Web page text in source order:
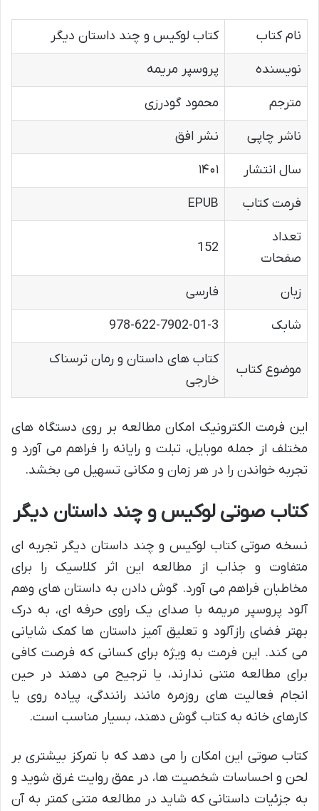
نام کتاب کتاب لوکیس و چند داستان دیگر
نویسنده پروسپر مریمه
مترجم محمود گودرزی
ناشر چاپی نشر افق
سال انتشار ۱۴۰۱
فرمت کتاب EPUB
تعداد
صفحات
152
زبان فارسی
شابک 978-622-7902-01-3
موضوع کتاب
کتاب های داستان و رمان ترسناک
خارجی
این فرمت الکترونیک امکان مطالعه بر روی دستگاه های
مختلف از جمله موبایل، تبلت و رایانه را فراهم می آورد و
تجربه خواندن را در هر زمان و مکانی تسهیل می بخشد.
کتاب صوتی لوکیس و چند داستان دیگر
نسخه صوتی کتاب لوکیس و چند داستان دیگر تجربه ای
متفاوت و جذاب از مطالعه این اثر کلاسیک را برای
مخاطبان فراهم می آورد. گوش دادن به داستان های وهم
آلود پروسپر مریمه با صدای یک راوی حرفه ای، به درک
بهتر فضای رازآلود و تعلیق آمیز داستان ها کمک شایانی
می کند. این فرمت به ویژه برای کسانی که فرصت کافی
برای مطالعه متنی ندارند، یا ترجیح می دهند در حین
انجام فعالیت های روزمره مانند رانندگی، پیاده روی یا
کارهای خانه به کتاب گوش دهند، بسیار مناسب است.
کتاب صوتی این امکان را می دهد که با تمرکز بیشتری بر
لحن و احساسات شخصیت ها، در عمق روایت غرق شوید و
به جزئیات داستانی که شاید در مطالعه متنی کمتر به آن